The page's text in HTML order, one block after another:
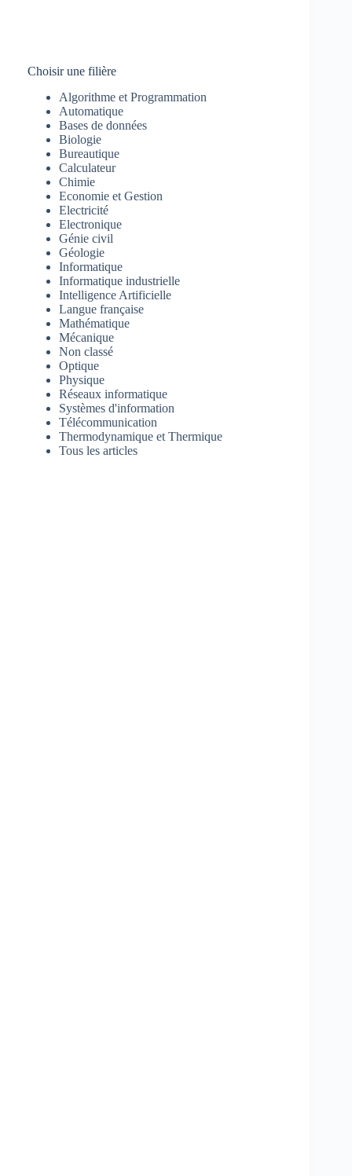
Choisir une filière
Algorithme et Programmation
Automatique
Bases de données
Biologie
Bureautique
Calculateur
Chimie
Economie et Gestion
Electricité
Electronique
Génie civil
Géologie
Informatique
Informatique industrielle
Intelligence Artificielle
Langue française
Mathématique
Mécanique
Non classé
Optique
Physique
Réseaux informatique
Systèmes d'information
Télécommunication
Thermodynamique et Thermique
Tous les articles